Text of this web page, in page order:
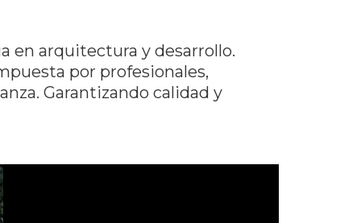
en arquitectura y desarrollo.
por profesionales,
Garantizando calidad y